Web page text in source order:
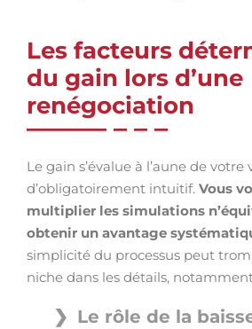
Les facteurs
du gain lors d’une
renégociation
Le gain s’évalue à l’aune de votre
d’obligatoirement intuitif. Vous
multiplier les simulations
obtenir un avantage
simplicité du processus peut
niche dans les détails,
Le rôle de la